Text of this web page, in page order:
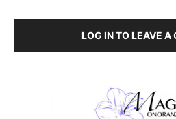
LOG IN TO LEAVE A